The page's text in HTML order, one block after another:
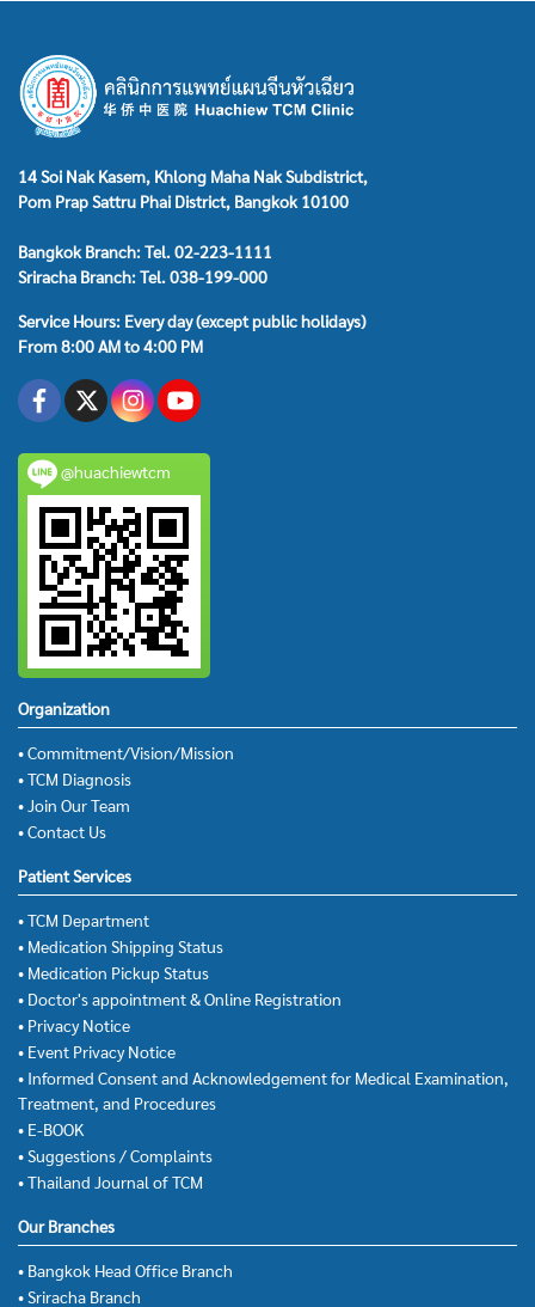
14 Soi Nak Kasem, Khlong Maha Nak Subdistrict,
Pom Prap Sattru Phai District, Bangkok 10100
Bangkok Branch: Tel. 02-223-1111
Sriracha Branch: Tel. 038-199-000
Service Hours: Every day (except public holidays)
From 8:00 AM to 4:00 PM
@huachiewtcm
Organization
• Commitment/Vision/Mission
• TCM Diagnosis
• Join Our Team
• Contact Us
Patient Services
• TCM Department
• Medication Shipping Status
• Medication Pickup Status
• Doctor's appointment & Online Registration
• Privacy Notice
• Event Privacy Notice
• Informed Consent and Acknowledgement for Medical Examination,
Treatment, and Procedures
• E-BOOK
• Suggestions / Complaints
• Thailand Journal of TCM
Our Branches
• Bangkok Head Office Branch
• Sriracha Branch